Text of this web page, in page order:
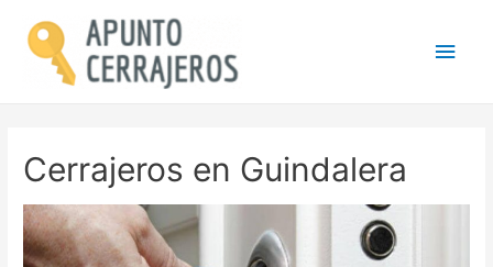
Cerrajeros en Guindalera